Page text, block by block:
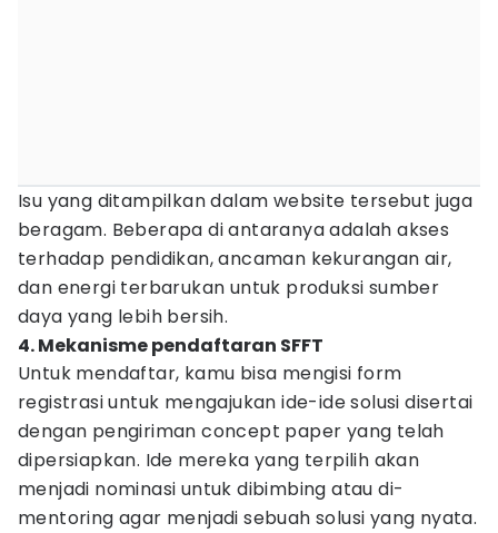
Isu yang ditampilkan dalam website tersebut juga
beragam. Beberapa di antaranya adalah akses
terhadap pendidikan, ancaman kekurangan air,
dan energi terbarukan untuk produksi sumber
daya yang lebih bersih.
4. Mekanisme pendaftaran SFFT
Untuk mendaftar, kamu bisa mengisi form
registrasi untuk mengajukan ide-ide solusi disertai
dengan pengiriman concept paper yang telah
dipersiapkan. Ide mereka yang terpilih akan
menjadi nominasi untuk dibimbing atau di-
mentoring agar menjadi sebuah solusi yang nyata.